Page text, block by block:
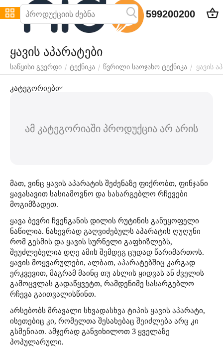
599200200
ყავის აპარატები
საწყისი გვერდი / ტექნიკა / წვრილი საოჯახო ტექნიკა / ყავის
კატეგორიები
მათ, ვინც ყავის აპარატის შეძენაზე ფიქრობთ, ფინჯანი
ყავასავით სასიამოვნო და სასარგებლო რჩევები
მოგიმზადეთ.
ყავა ბევრი ჩვენგანის დილის რუტინის განუყოფელი
ნაწილია. ნახევრად გაღვიძებულს აპარატის ღუღუნი
რომ გესმის და ყავის სურნელი გაფხიზლებს,
შეუძლებელია დღე ამის შემდეგ ცუდად წარიმართოს.
ყავის მოყვარულები, ალბათ, აპარატებშიც კარგად
ერკვევით, მაგრამ მაინც თუ ახლის ყიდვას ან ძველის
გამოცვლას გადაწყვეტთ, რამდენიმე სასარგებლო
რჩევა გაითვალისწინთ.
არსებობს მრავალი სხვადასხვა ტიპის ყავის აპარატი,
ისეთებიც კი, რომელთა შესახებაც შეიძლება არც კი
გსმენიათ. ამჯერად განვიხილოთ 3 ყველაზე
პოპულარული.
ამ კატეგორიაში პროდუქცია არ არის